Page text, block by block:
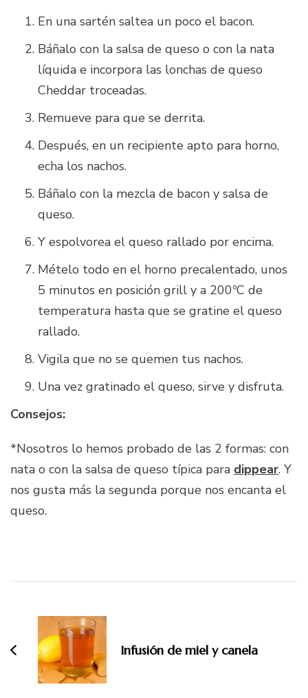
En una sartén saltea un poco el bacon.
Báñalo con la salsa de queso o con la nata
líquida e incorpora las lonchas de queso
Cheddar troceadas.
Remueve para que se derrita.
Después, en un recipiente apto para horno,
echa los nachos.
Báñalo con la mezcla de bacon y salsa de
queso.
Y espolvorea el queso rallado por encima.
Mételo todo en el horno precalentado, unos
5 minutos en posición grill y a 200ºC de
temperatura hasta que se gratine el queso
rallado.
Vigila que no se quemen tus nachos.
Una vez gratinado el queso, sirve y disfruta.
Consejos:
*Nosotros lo hemos probado de las 2 formas: con
nata o con la salsa de queso típica para dippear. Y
nos gusta más la segunda porque nos encanta el
queso.
entradas
Infusión de miel y canela